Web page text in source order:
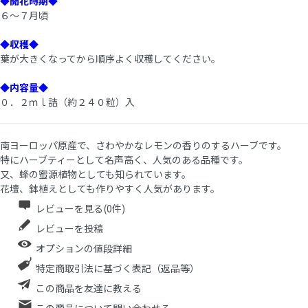
６～７月頃
◆収穫◆
葉が大きくなってから順序よく収穫してください。
◆内容量◆
０．２ｍｌ詰（約２４０粒）入
南ヨーロッパ原産で、さわやかなレモンの香りのするハーブです。
特にハーブティーとして名声高く、人気のある品種です。
又、蜂の蜜源植物としても知られています。
花壇、鉢植えとしても作りやすく人気があります。
レビューを見る(0件)
レビューを投稿
オプションの値段詳細
特定商取引法に基づく表記（返品等）
この商品を友達に教える